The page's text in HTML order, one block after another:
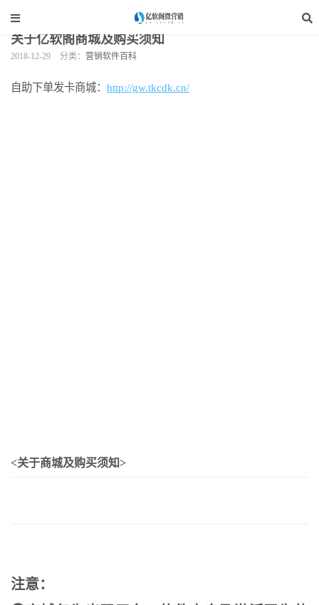
当前位置： 软件资讯 > 营销软件百科
关于亿软阁商城及购买须知
2018-12-29 分类： 营销软件百科
自助下单发卡商城： http://gw.tkcdk.cn/
<关于商城及购买须知>
注意：